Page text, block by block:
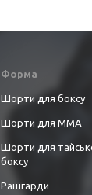
Форма
Шорти для боксу
Шорти для ММА
Шорти для
боксу
Рашгарди